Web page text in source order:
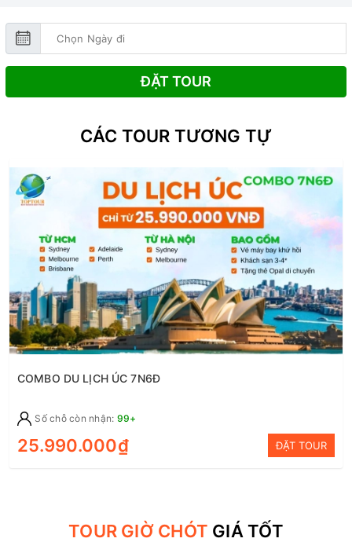
ĐẶT TOUR
CÁC TOUR TƯƠNG TỰ
COMBO DU LỊCH ÚC 7N6Đ
Số chỗ còn nhận: 99+
25.990.000₫ ĐẶT TOUR
TOUR GIỜ CHÓT GIÁ TỐT